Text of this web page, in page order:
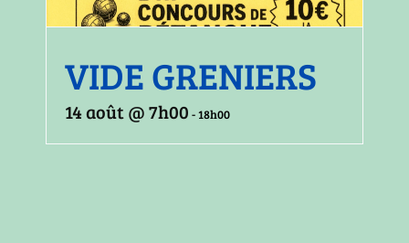
VIDE GRENIERS
14 août @ 7h00 -18h00